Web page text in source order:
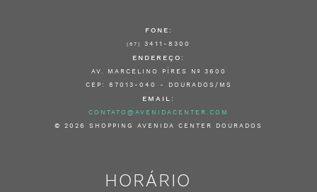
FONE:
(67) 3411-8300
ENDEREÇO:
AV. MARCELINO PÍRES Nº 3600
CEP: 87013-040 - DOURADOS/MS
EMAIL:
CONTATO@AVENIDACENTER.COM
© 2026 SHOPPING AVENIDA CENTER DOURADOS
HORÁRIO